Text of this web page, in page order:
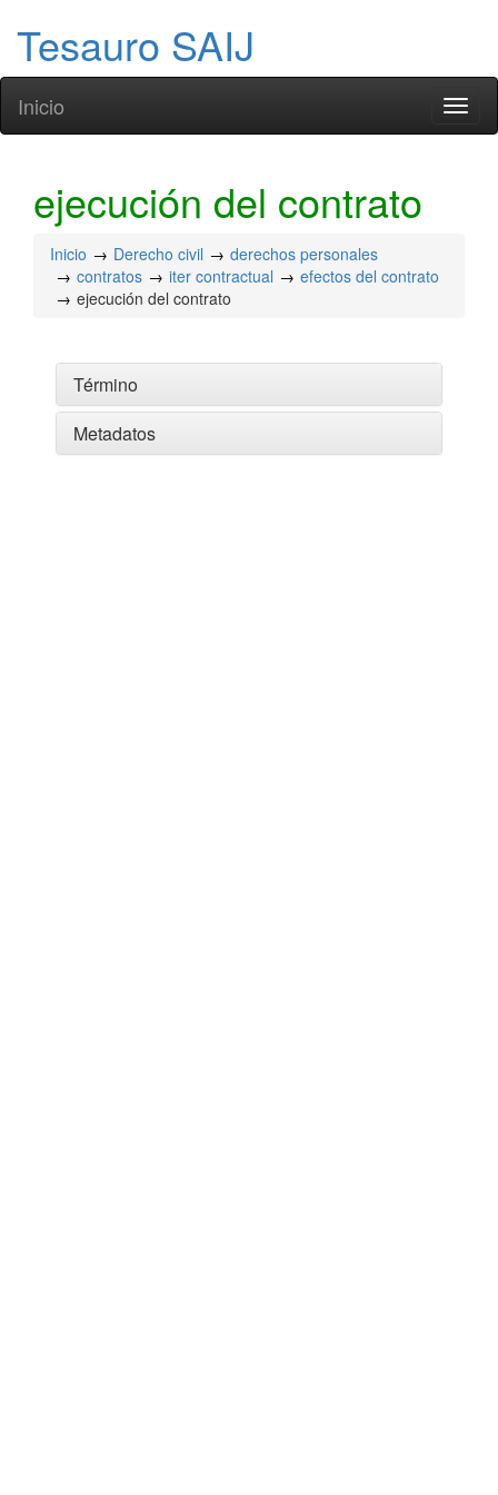
Tesauro SAIJ
Inicio
ejecución del contrato
Inicio Derecho civil
derechos personales
contratos
iter contractual
efectos del contrato
ejecución del contrato
Término
Metadatos